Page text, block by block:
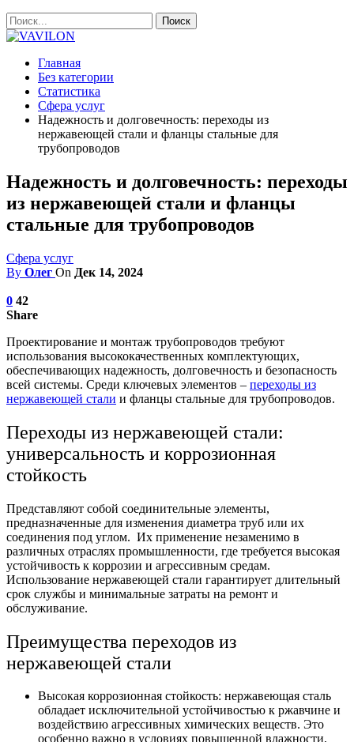
Главная
Без категории
Статистика
Сфера услуг
Надежность и долговечность: переходы из
нержавеющей стали и фланцы стальные для
трубопроводов
Надежность и долговечность: переходы
из нержавеющей стали и фланцы
стальные для трубопроводов
Сфера услуг
By Олег On Дек 14, 2024
0 42
Share
Проектирование и монтаж трубопроводов требуют
использования высококачественных комплектующих,
обеспечивающих надежность, долговечность и безопасность
всей системы. Среди ключевых элементов – переходы из
нержавеющей стали и фланцы стальные для трубопроводов.
Переходы из нержавеющей стали:
универсальность и коррозионная
стойкость
Представляют собой соединительные элементы,
предназначенные для изменения диаметра труб или их
соединения под углом. Их применение незаменимо в
различных отраслях промышленности, где требуется высокая
устойчивость к коррозии и агрессивным средам.
Использование нержавеющей стали гарантирует длительный
срок службы и минимальные затраты на ремонт и
обслуживание.
Преимущества переходов из
нержавеющей стали
Высокая коррозионная стойкость: нержавеющая сталь
обладает исключительной устойчивостью к ржавчине и
воздействию агрессивных химических веществ. Это
особенно важно в условиях повышенной влажности,